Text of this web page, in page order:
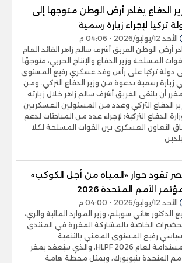
الدفاع يغادر أرض الوطن متوجها إلى
تركيا لإجراء زيارة رسمية
الأحد 12/يوليو/2026 - 04:06 م
أرض الوطن الفريق أشرف سالم زاهر القائد العام
المسلحة وزير الدفاع والإنتاج الحربي، متوجهًا
دولة تركيا على رأس وفد عسكري رفيع المستوى
زيارة رسمية بدعوة من وزير الدفاع التركي. ومن
أن يلتقى الفريق أشرف سالم زاهر خلال زيارته
الدفاع التركي وعدد من المسئولين العسكريين
الدفاع التركية؛ لإجراء عدد من المباحثات لدعم
التعاون العسكرى بين القوات المسلحة لكلا
تقود حوار «المياه من أجل الكوكب»
الأمم المتحدة 2026
الأحد 12/يوليو/2026 - 04:00 م
الدكتور هاني سويلم، وزير الموارد المائية والري،
الخاصة بالمشاركة المقررة في المنتدى
رفيع المستوى المعني بالتنمية
المستدامة لعام 2026 HLPF، والذي سيُعقد بمقر
المتحدة بنيويورك، ويمثل محطة هامة